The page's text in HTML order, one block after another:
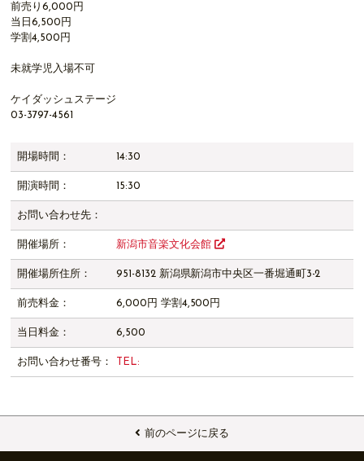
前売り6,000円
当日6,500円
学割4,500円
未就学児入場不可
ケイダッシュステージ
03-3797-4561
開場時間： 14:30
開演時間： 15:30
お問い合わせ先：
開催場所： 新潟市音楽文化会館
開催場所住所： 951-8132 新潟県新潟市中央区一番堀通町3-2
前売料金： 6,000円 学割4,500円
当日料金： 6,500
お問い合わせ番号： TEL:
前のページに戻る